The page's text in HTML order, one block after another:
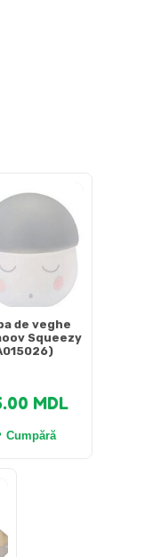
de veghe
Squeezy
MDL
Cumpără